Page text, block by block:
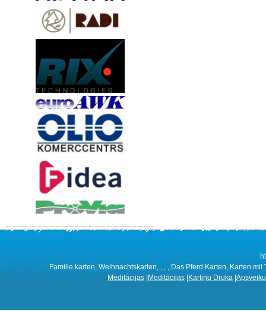
Familie karten, Weihnachtskarten, , , , Das Pferd Karten, Karten
Meditācijas Meditācijas Kartiņu Druka